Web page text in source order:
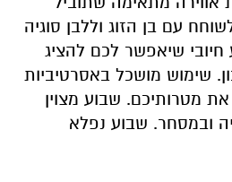
עם בן הזוג וללבן סוגיה
חיובי שיאפשר לכם להציג
שימוש מושכל באסרטיביות
את מטרותיכם. שבוע מצוין
ובמסחר. שבוע נפלא